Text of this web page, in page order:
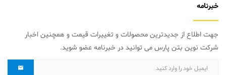
خبرنامه
جهت اطلاع از جدیدترین محصولات و تغییرات قیمت و همچنین اخبار
شرکت نوین بتن پارس می توانید در خبرنامه عضو شوید.